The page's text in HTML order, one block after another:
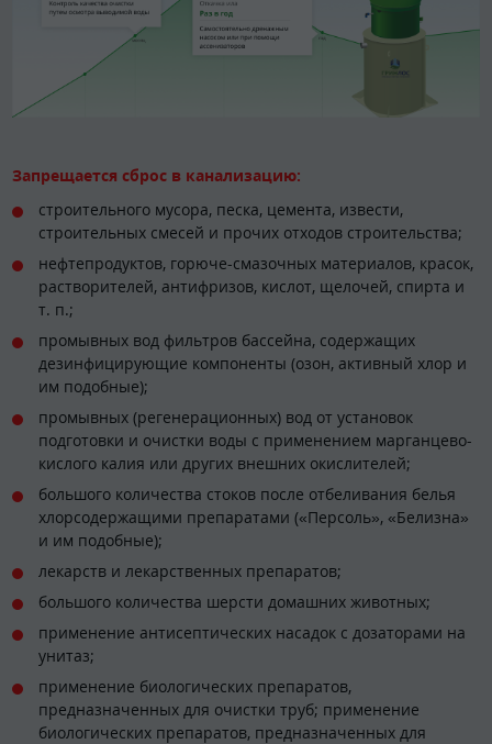
Запрещается сброс в канализацию:
строительного мусора, песка, цемента, извести,
строительных смесей и прочих отходов строительства;
нефтепродуктов, горюче-смазочных материалов, красок,
растворителей, антифризов, кислот, щелочей, спирта и
т. п.;
промывных вод фильтров бассейна, содержащих
дезинфицирующие компоненты (озон, активный хлор и
им подобные);
промывных (регенерационных) вод от установок
подготовки и очистки воды с применением марганцево-
кислого калия или других внешних окислителей;
большого количества стоков после отбеливания белья
хлорсодержащими препаратами («Персоль», «Белизна»
и им подобные);
лекарств и лекарственных препаратов;
большого количества шерсти домашних животных;
применение антисептических насадок с дозаторами на
унитаз;
применение биологических препаратов,
предназначенных для очистки труб; применение
биологических препаратов, предназначенных для